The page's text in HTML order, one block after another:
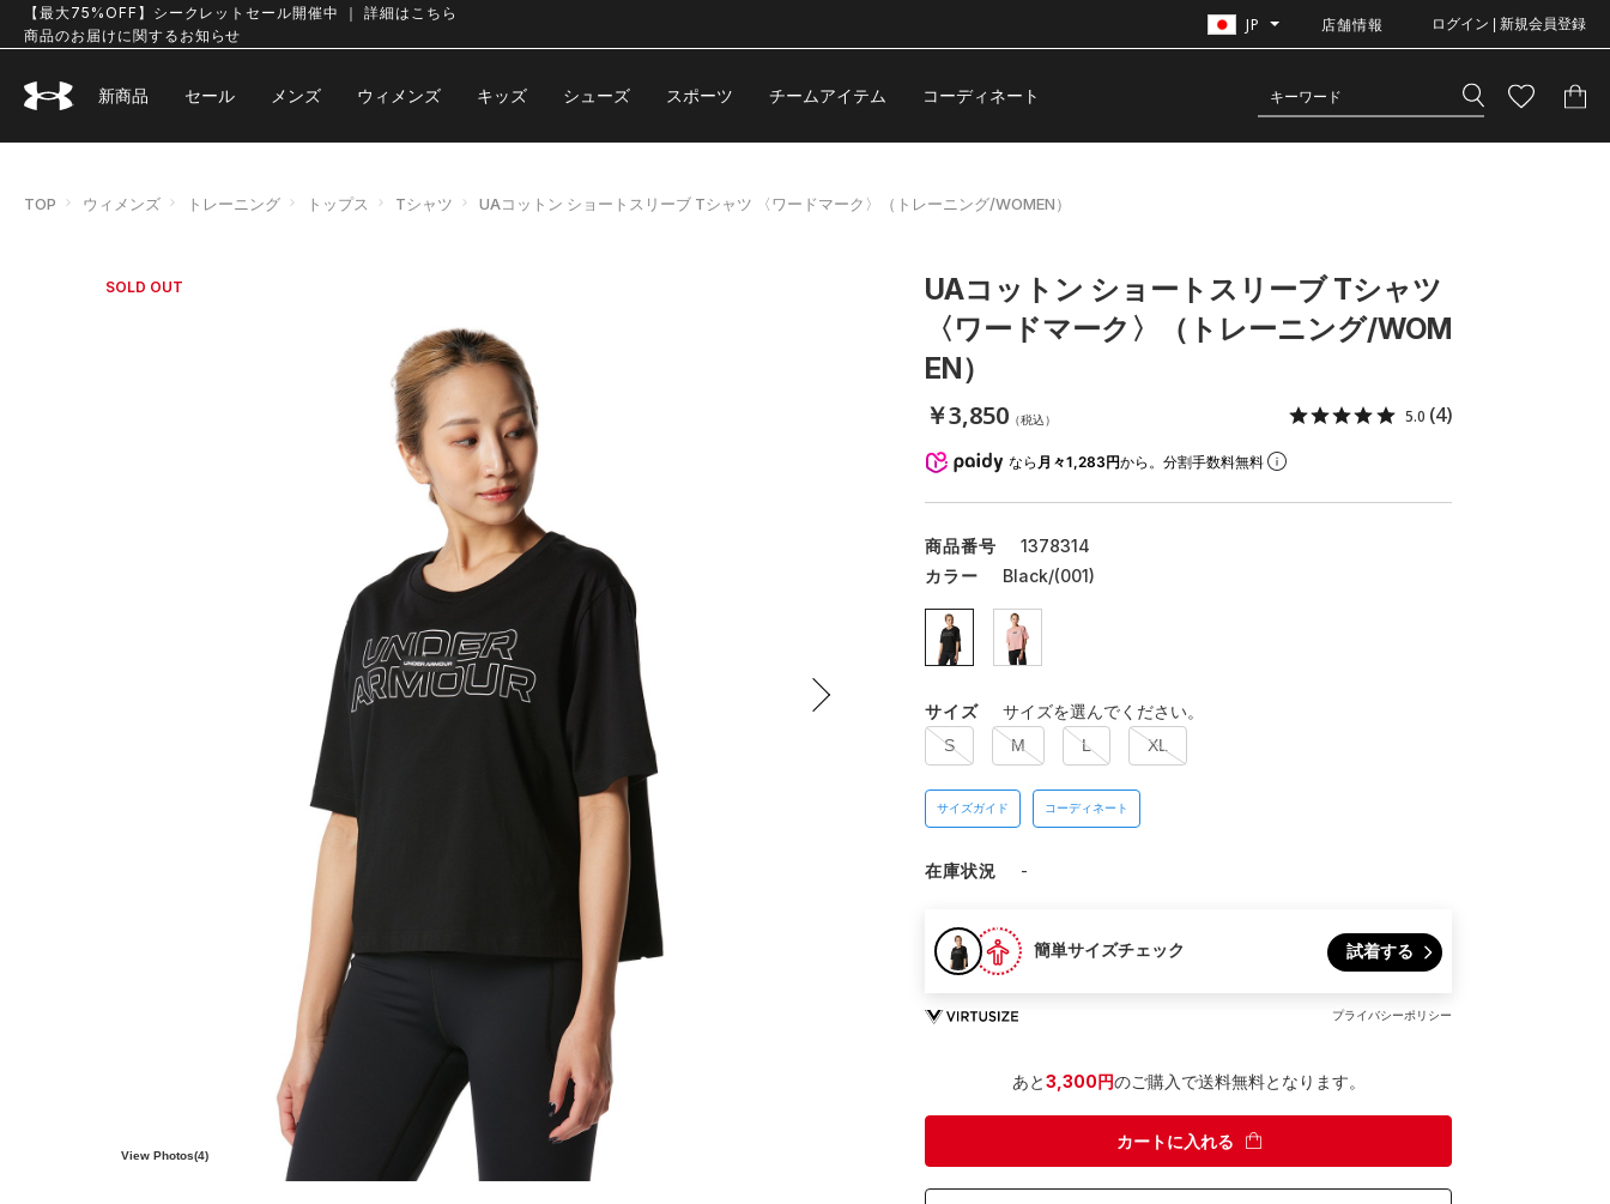
【最大75%OFF】シークレットセール開催中 ｜ 詳細はこちら
商品のお届けに関するお知らせ
JP 店舗情報 ログイン | 新規会員登録
新商品 セール メンズ ウィメンズ キッズ シューズ スポーツ チームアイテム コーディネート
TOP ウィメンズ トレーニング トップス Tシャツ UAコットン ショートスリーブ Tシャツ 〈ワードマーク〉（トレーニング/WOMEN）
SOLD OUT
View Photos(4)
UAコットン ショートスリーブ Tシャツ
〈ワードマーク〉（トレーニング/WOM
EN）
￥3,850 （税込） 5.0 (4)
なら 月々1,283円から。分割手数料無料
商品番号
1378314
カラー
Black/(001)
サイズ サイズを選んでください。
S M L XL
サイズガイド コーディネート
在庫状況 -
簡単サイズチェック 試着する
プライバシーポリシー
あと3,300円のご購入で送料無料となります。
カートに入れる